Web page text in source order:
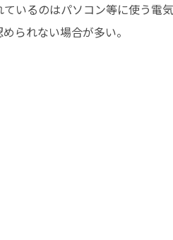
いるのはパソコン等に使う電
られない場合が多い。